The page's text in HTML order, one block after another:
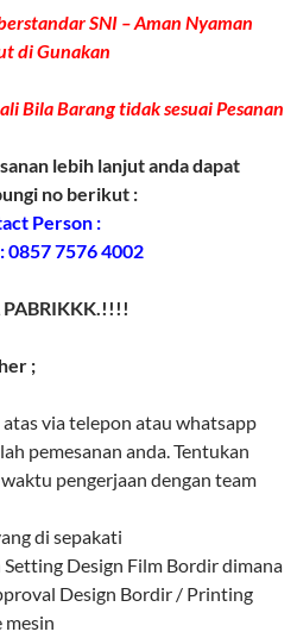
SNI – Aman Nyaman
di Gunakan
Bila Barang tidak sesuai Pesanan
lebih lanjut anda dapat
no berikut :
Person :
0857 7576 4002
PABRIKKK.!!!!
;
via telepon atau whatsapp
pemesanan anda. Tentukan
pengerjaan dengan team
di sepakati
Design Film Bordir dimana
Design Bordir / Printing
mesin